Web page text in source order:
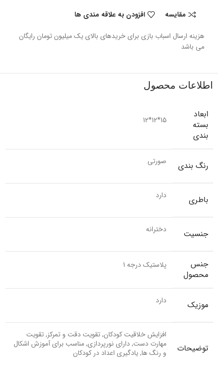
مقایسه افزودن به علاقه مندی ها
هزینه ارسال اسباب بازی برای خریدهای بالای یک میلیون تومان رایگان
می باشد
اطلاعات محصول
ابعاد
بسته
بندی
15*12*12
رنگ بندی صورتی
باطری دارد
جنسیت دخترانه
جنس
محصول
پلاستیک درجه 1
موزیک دارد
توضیحات
افزایش خلاقیت کودکان, تقویت دقت و تمرکز, تقویت
مهارت دست, دارای نورپردازی, مناسب برای آموزش اشکال
و رنگ ها, یادگیری اعداد در کودکان